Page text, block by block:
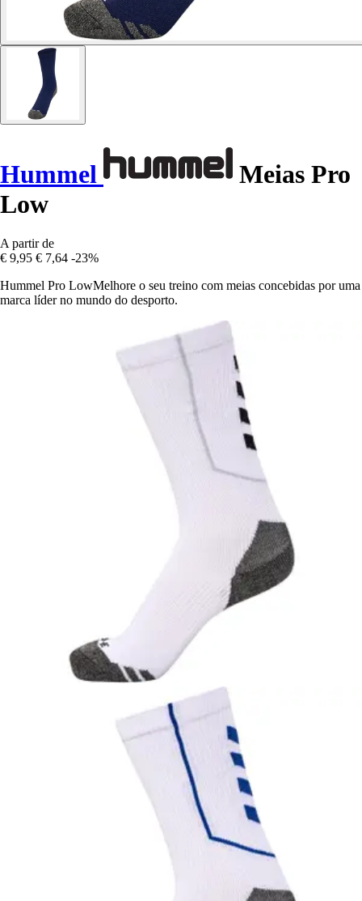
Hummel
Meias Pro
Low
A partir de
€ 9,95 € 7,64 -23%
Hummel Pro LowMelhore o seu treino com meias concebidas por uma
marca líder no mundo do desporto.